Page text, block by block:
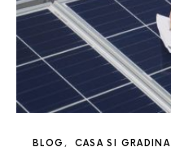
BLOG CASA SI GRADINA